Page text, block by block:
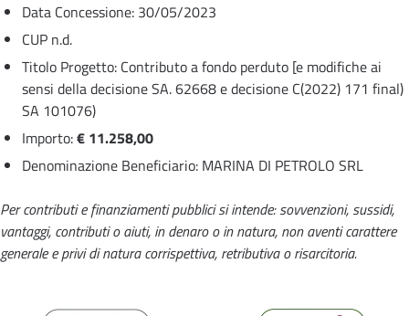
Data Concessione: 30/05/2023
CUP n.d.
Titolo Progetto: Contributo a fondo perduto [e modifiche ai
sensi della decisione SA. 62668 e decisione C(2022) 171 final)
SA 101076)
Importo:€ 11.258,00
Denominazione Beneficiario: MARINA DI PETROLO SRL
Per contributi e finanziamenti pubblici si intende: sovvenzioni, sussidi,
vantaggi, contributi o aiuti, in denaro o in natura, non aventi carattere
generale e privi di natura corrispettiva, retributiva o risarcitoria.